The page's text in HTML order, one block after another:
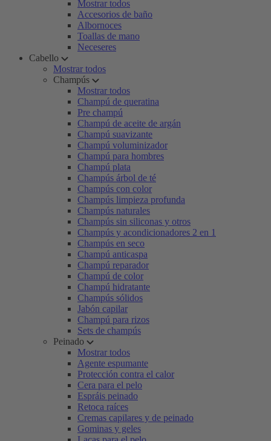
Mostrar todos
Accesorios de baño
Albornoces
Toallas de mano
Neceseres
Cabello
Mostrar todos
Champús
Mostrar todos
Champú de queratina
Pre champú
Champú de aceite de argán
Champú suavizante
Champú voluminizador
Champú para hombres
Champú plata
Champús árbol de té
Champús con color
Champús limpieza profunda
Champús naturales
Champús sin siliconas y otros
Champús y acondicionadores 2 en 1
Champús en seco
Champú anticaspa
Champú reparador
Champú de color
Champú hidratante
Champús sólidos
Jabón capilar
Champú para rizos
Sets de champús
Peinado
Mostrar todos
Agente espumante
Protección contra el calor
Cera para el pelo
Espráis peinado
Retoca raíces
Cremas capilares y de peinado
Gominas y geles